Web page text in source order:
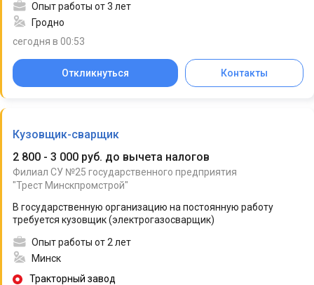
Опыт работы от 3 лет
Гродно
сегодня в 00:53
Откликнуться Контакты
Кузовщик-сварщик
2 800 - 3 000 руб. до вычета налогов
Филиал СУ №25 государственного предприятия
"Трест Минскпромстрой"
В государственную организацию на постоянную работу
требуется кузовщик (электрогазосварщик)
Опыт работы от 2 лет
Минск
Тракторный завод